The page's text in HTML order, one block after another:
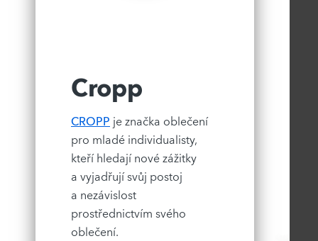
Cropp
CROPP je značka oblečení
pro mladé individualisty,
kteří hledají nové zážitky
a vyjadřují svůj postoj
a nezávislost
prostřednictvím svého
oblečení.